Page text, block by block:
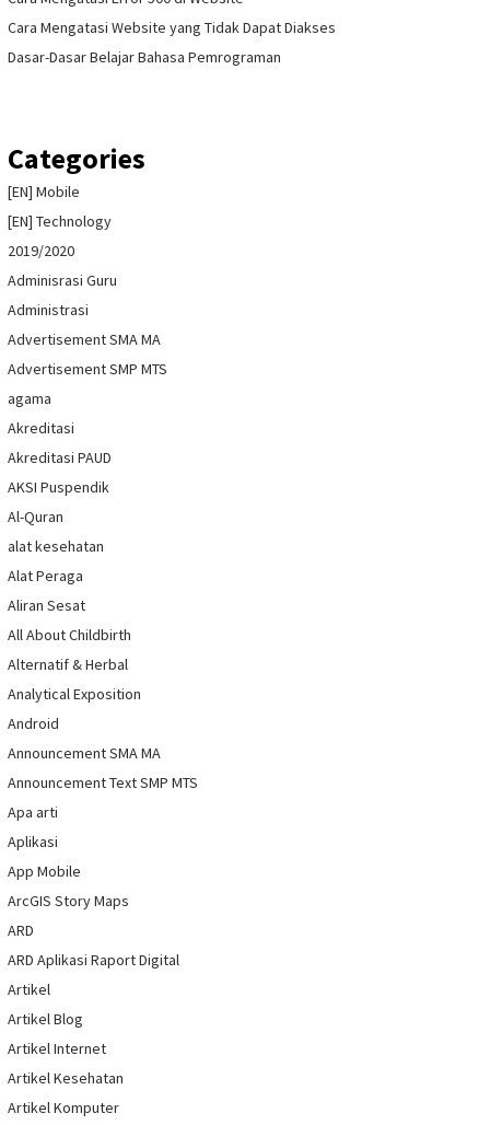
Cara Mengatasi Website yang Tidak Dapat Diakses
Dasar-Dasar Belajar Bahasa Pemrograman
Categories
[EN] Mobile
[EN] Technology
2019/2020
Adminisrasi Guru
Administrasi
Advertisement SMA MA
Advertisement SMP MTS
agama
Akreditasi
Akreditasi PAUD
AKSI Puspendik
Al-Quran
alat kesehatan
Alat Peraga
Aliran Sesat
All About Childbirth
Alternatif & Herbal
Analytical Exposition
Android
Announcement SMA MA
Announcement Text SMP MTS
Apa arti
Aplikasi
App Mobile
ArcGIS Story Maps
ARD
ARD Aplikasi Raport Digital
Artikel
Artikel Blog
Artikel Internet
Artikel Kesehatan
Artikel Komputer